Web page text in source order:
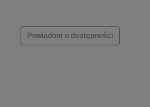
Powiadom o dostępności